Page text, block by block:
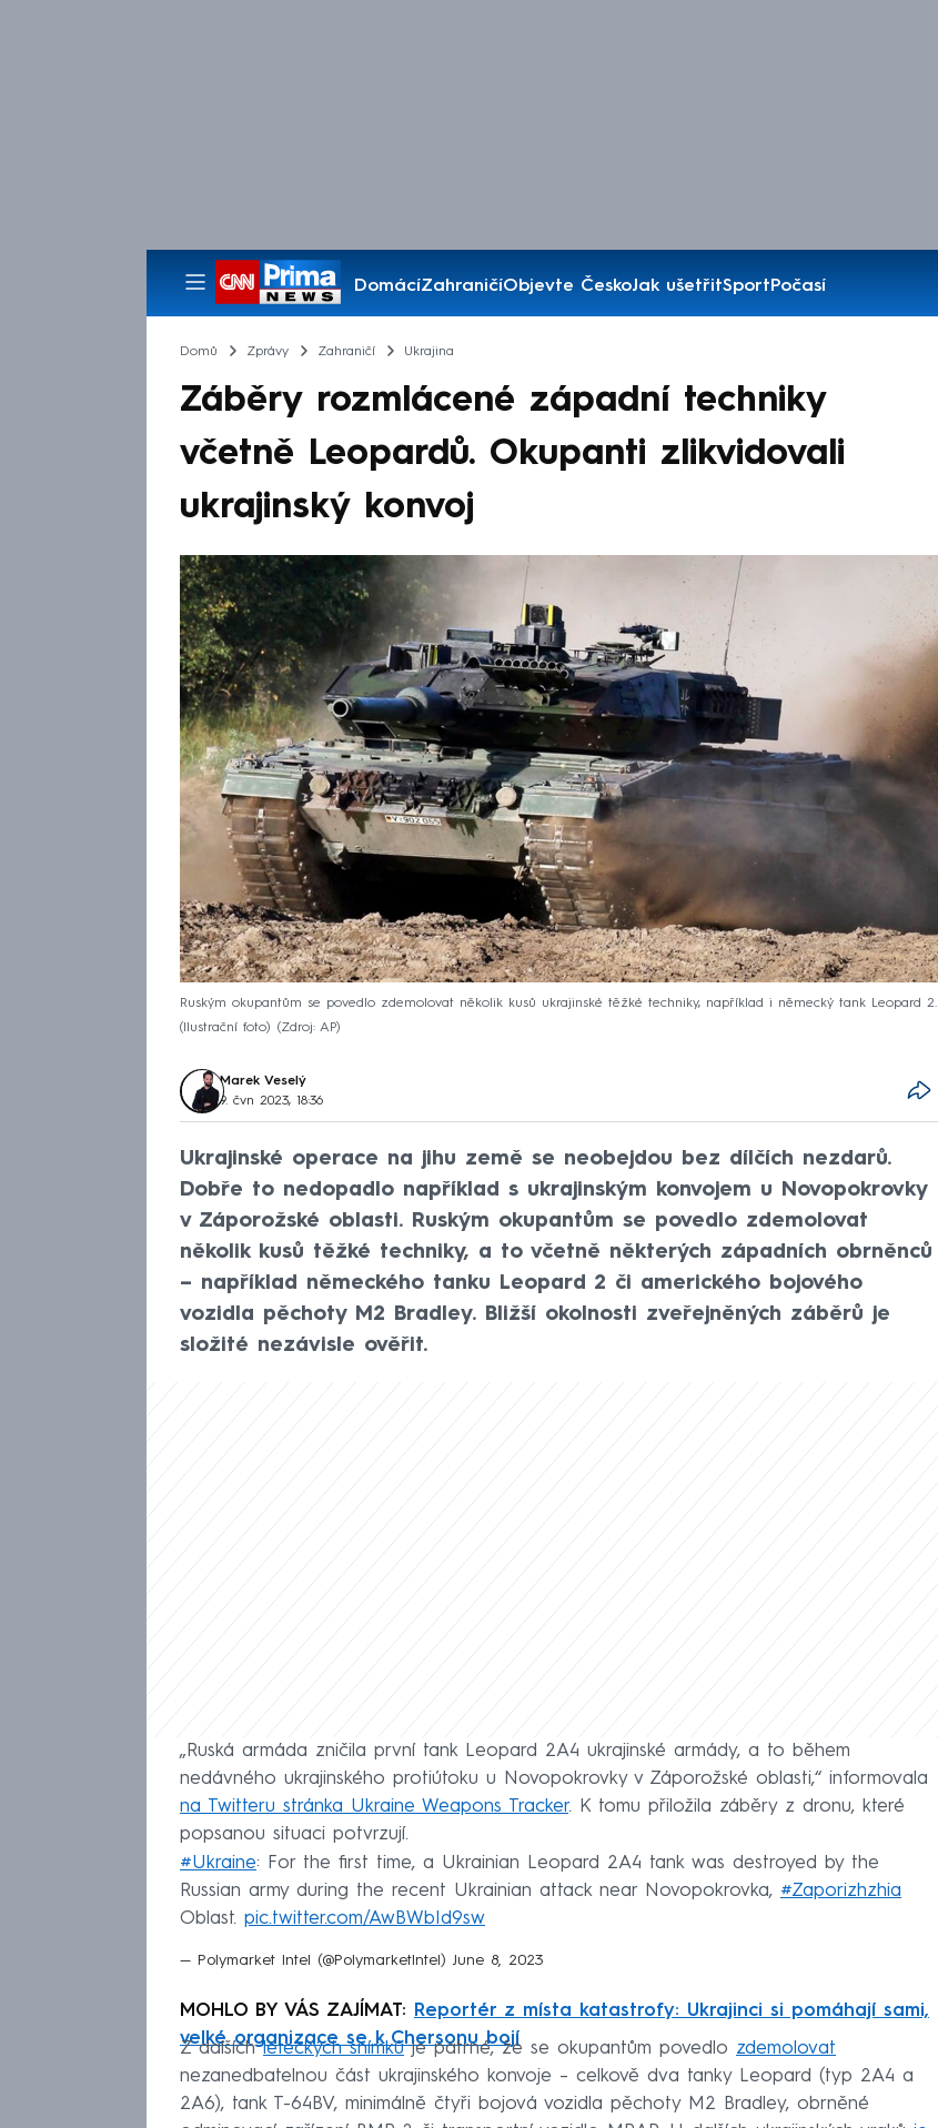
DomácíZahraničíObjevte ČeskoJak ušetřitSportPočasí
Pořady
Domů Zprávy Zahraničí Ukrajina
Záběry rozmlácené západní techniky
včetně Leopardů. Okupanti zlikvidovali
ukrajinský konvoj
Ruským okupantům se povedlo zdemolovat několik kusů ukrajinské těžké techniky, například i německý tank Leopard 2.
(Ilustrační foto)
Zdroj: AP
Marek Veselý
9. čvn 2023, 18:36
Ukrajinské operace na jihu země se neobejdou bez dílčích nezdarů.
Dobře to nedopadlo například s ukrajinským konvojem u Novopokrovky
v Záporožské oblasti. Ruským okupantům se povedlo zdemolovat
několik kusů těžké techniky, a to včetně některých západních obrněnců
– například německého tanku Leopard 2 či amerického bojového
vozidla pěchoty M2 Bradley. Bližší okolnosti zveřejněných záběrů je
složité nezávisle ověřit.
„Ruská armáda zničila první tank Leopard 2A4 ukrajinské armády, a to během
nedávného ukrajinského protiútoku u Novopokrovky v Záporožské oblasti,“ informovala
na Twitteru stránka Ukraine Weapons Tracker. K tomu přiložila záběry z dronu, které
popsanou situaci potvrzují.
#Ukraine: For the first time, a Ukrainian Leopard 2A4 tank was destroyed by the
Russian army during the recent Ukrainian attack near Novopokrovka, #Zaporizhzhia
Oblast. pic.twitter.com/AwBWbId9sw
— Polymarket Intel (@PolymarketIntel) June 8, 2023
MOHLO BY VÁS ZAJÍMAT:
Reportér z místa katastrofy: Ukrajinci si pomáhají sami,
velké organizace se k Chersonu bojí
Z dalšíchleteckých snímkůje patrné, že se okupantům povedlo zdemolovat
nezanedbatelnou část ukrajinského konvoje – celkově dva tanky Leopard (typ 2A4 a
2A6), tank T-64BV, minimálně čtyři bojová vozidla pěchoty M2 Bradley, obrněné